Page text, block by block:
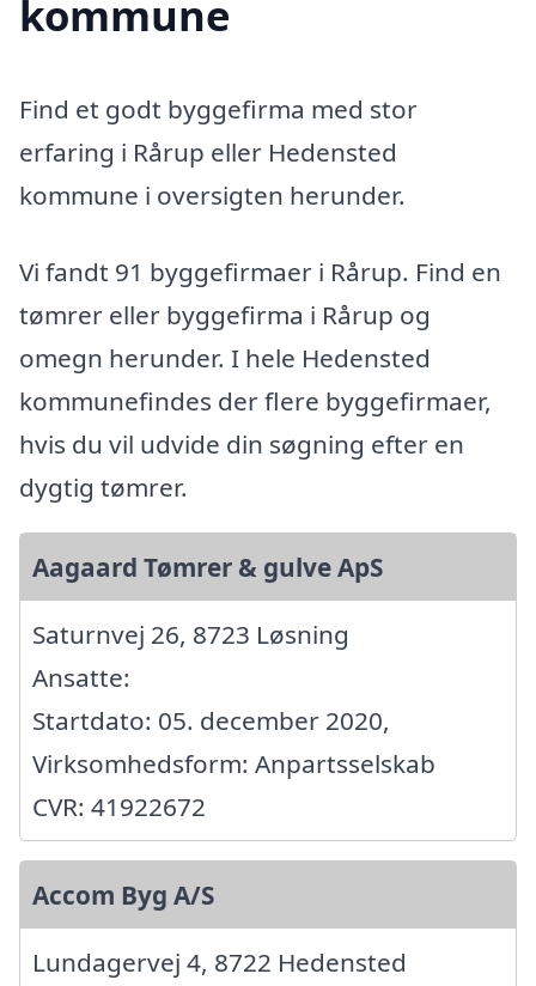
kommune
Find et godt byggefirma med stor
erfaring i Rårup eller Hedensted
kommune i oversigten herunder.
Vi fandt 91 byggefirmaer i Rårup. Find en
tømrer eller byggefirma i Rårup og
omegn herunder. I hele Hedensted
kommunefindes der flere byggefirmaer,
hvis du vil udvide din søgning efter en
dygtig tømrer.
Aagaard Tømrer & gulve ApS
Saturnvej 26, 8723 Løsning
Ansatte:
Startdato: 05. december 2020,
Virksomhedsform: Anpartsselskab
CVR: 41922672
Accom Byg A/S
Lundagervej 4, 8722 Hedensted